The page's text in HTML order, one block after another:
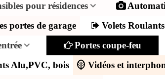
pour résidences
portes de garage
Volets Roulants
Portes coupe-feu
Alu,PVC, bois
Vidéos et